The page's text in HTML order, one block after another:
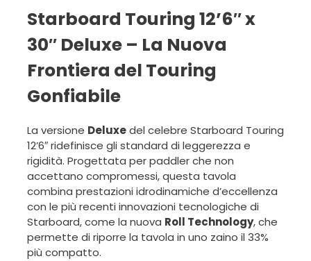
Starboard Touring 12’6″ x
30″ Deluxe – La Nuova
Frontiera del Touring
Gonfiabile
La versione Deluxedel celebre Starboard Touring
12’6″ ridefinisce gli standard di leggerezza e
rigidità. Progettata per paddler che non
accettano compromessi, questa tavola
combina prestazioni idrodinamiche d’eccellenza
con le più recenti innovazioni tecnologiche di
Starboard, come la nuova Roll Technology, che
permette di riporre la tavola in uno zaino il 33%
più compatto.